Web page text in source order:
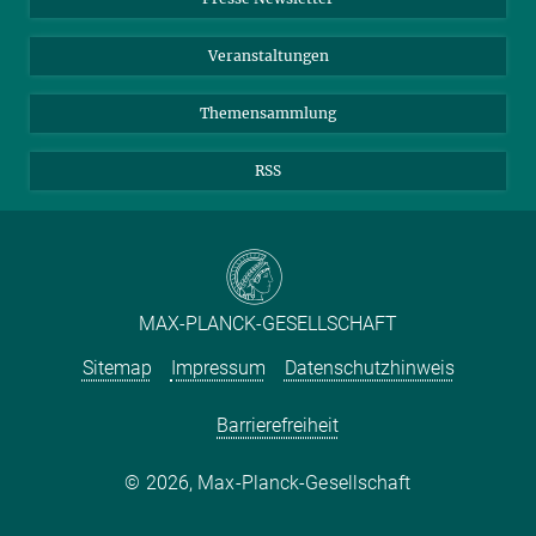
TikTok
YouTube
Veranstaltungen
Themensammlung
RSS
MAX-PLANCK-GESELLSCHAFT
Sitemap
Impressum Datenschutzhinweis
Barrierefreiheit
2026, Max-Planck-Gesellschaft